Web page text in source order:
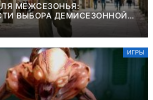
МЕЖСЕЗОНЬЯ:
ВЫБОРА ДЕМИСЕЗОННОЙ
ЖЕНСКОГО ПЛАЩА
ИГРЫ